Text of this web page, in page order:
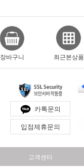
장바구니 최근본상품
카톡문의
입점제휴문의
고객센터